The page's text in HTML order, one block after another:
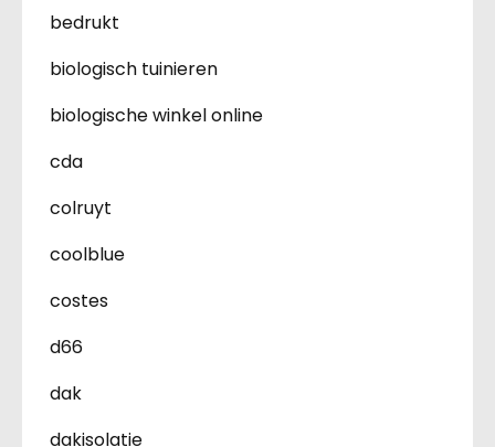
bedrukt
biologisch tuinieren
biologische winkel online
cda
colruyt
coolblue
costes
d66
dak
dakisolatie